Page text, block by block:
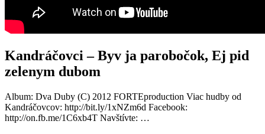
Kandráčovci – Byv ja parobočok, Ej pid
zelenym dubom
Album: Dva Duby (C) 2012 FORTEproduction Viac hudby od
Kandráčovcov: http://bit.ly/1xNZm6d Facebook:
http://on.fb.me/1C6xb4T Navštívte: …